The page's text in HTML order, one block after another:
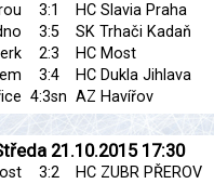
3:1
HC Slavia Praha
3:5
SK Trhači Kadaň
2:3
HC Most
3:4
HC Dukla Jihlava
4:3sn AZ Havířov
21.10.2015 17:30
3:2
HC ZUBR PŘEROV